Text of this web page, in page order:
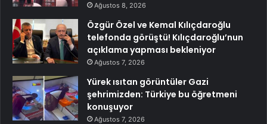
Ağustos 8, 2026
Özgür Özel ve Kemal Kılıçdaroğlu
telefonda görüştü! Kılıçdaroğlu’nun
açıklama yapması bekleniyor
Ağustos 7, 2026
Yürek ısıtan görüntüler Gazi
şehrimizden: Türkiye bu öğretmeni
konuşuyor
Ağustos 7, 2026